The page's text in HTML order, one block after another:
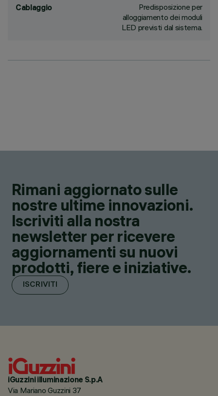
Cablaggio
Predisposizione per
alloggiamento dei moduli
LED previsti dal sistema.
Rimani aggiornato sulle
nostre ultime innovazioni.
Iscriviti alla nostra
newsletter per ricevere
aggiornamenti su nuovi
prodotti, fiere e iniziative.
ISCRIVITI
iGuzzini illuminazione S.p.A
Via Mariano Guzzini 37